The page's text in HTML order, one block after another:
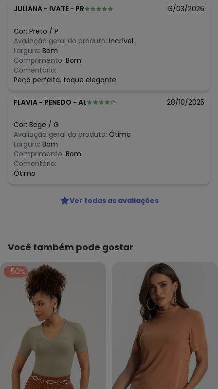
JULIANA - IVATE - PR 13/03/2026
Cor: Preto / P
Avaliação geral do produto: Incrível
Largura: Bom
Comprimento: Bom
Comentário:
Peça perfeita, toque elegante
FLAVIA - PENEDO - AL 28/10/2025
Cor: Bege / G
Avaliação geral do produto: Ótimo
Largura: Bom
Comprimento: Bom
Comentário:
Ótimo
Ver todas as avaliações
Você também pode gostar
-50%